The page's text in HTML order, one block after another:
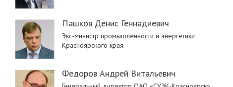
Пашков Денис Геннадиевич
Экс-министр промышленности и энергетики
Красноярского края
Федоров Андрей Витальевич